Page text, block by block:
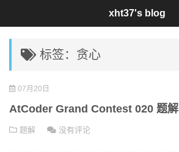
标签：贪心
07月20日
AtCoder Grand Contest 020 题解
题解 没有评论
xht37's blog